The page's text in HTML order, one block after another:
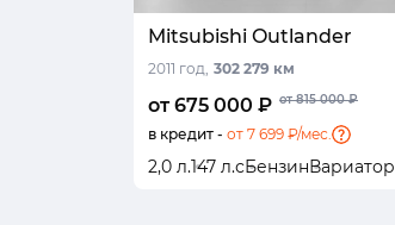
Mitsubishi Outlander
2011 год, 302 279 км
от 675 000 ₽ от 815 000 ₽
в кредит - от 7 699 ₽/мес.
2,0 л.147 л.сБензинВариатор